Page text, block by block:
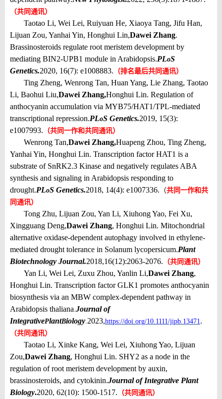
（共同通讯）
Taotao Li, Wei Lei, Ruiyuan He, Xiaoya Tang, Jifu Han,
Lijuan Zou, Yanhai Yin, Honghui Lin,Dawei Zhang.
Brassinosteroids regulate root meristem development by
mediating BIN2-UPB1 module in Arabidopsis.PLoS
Genetics.2020, 16(7): e1008883. （排名最后共同通讯）
Ting Zheng, Wenrong Tan, Huan Yang, Lie Zhang, Taotao
Li, Baohui Liu,Dawei Zhang,Honghui Lin. Regulation of
anthocyanin accumulation via MYB75/HAT1/TPL-mediated
transcriptional repression.PLoS Genetics.2019, 15(3):
e1007993. （共同一作和共同通讯）
Wenrong Tan,Dawei Zhang,Huapeng Zhou, Ting Zheng,
Yanhai Yin, Honghui Lin. Transcription factor HAT1 is a
substrate of SnRK2.3 Kinase and negatively regulates ABA
synthesis and signaling in Arabidopsis responding to
drought.PLoS Genetics.2018, 14(4): e1007336. （共同一作和共
同通讯）
Tong Zhu, Lijuan Zou, Yan Li, Xiuhong Yao, Fei Xu,
Xingguang Deng,Dawei Zhang, Honghui Lin. Mitochondrial
alternative oxidase-dependent autophagy involved in ethylene-
mediated drought tolerance in Solanum lycopersicum.Plant
Biotechnology Journal.2018,16(12):2063-2076. （共同通讯）
Yan Li, Wei Lei, Zuxu Zhou, Yanlin Li,Dawei Zhang,
Honghui Lin. Transcription factor GLK1 promotes anthocyanin
biosynthesis via an MBW complex-dependent pathway in
Arabidopsis thaliana Journal of
IntegrativePlantBiology 2023,https://doi.org/10.1111/jipb.13471 .
（共同通讯）
Taotao Li, Xinke Kang, Wei Lei, Xiuhong Yao, Lijuan
Zou,Dawei Zhang, Honghui Lin. SHY2 as a node in the
regulation of root meristem development by auxin,
brassinosteroids, and cytokinin.Journal of Integrative Plant
Biology.2020, 62(10): 1500-1517. （共同通讯）